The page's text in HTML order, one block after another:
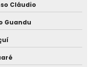
empresas
Cláudio
Guandu